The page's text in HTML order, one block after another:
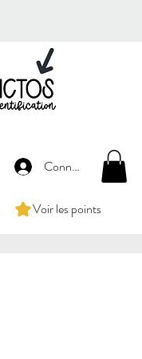
Connexion
Voir les points